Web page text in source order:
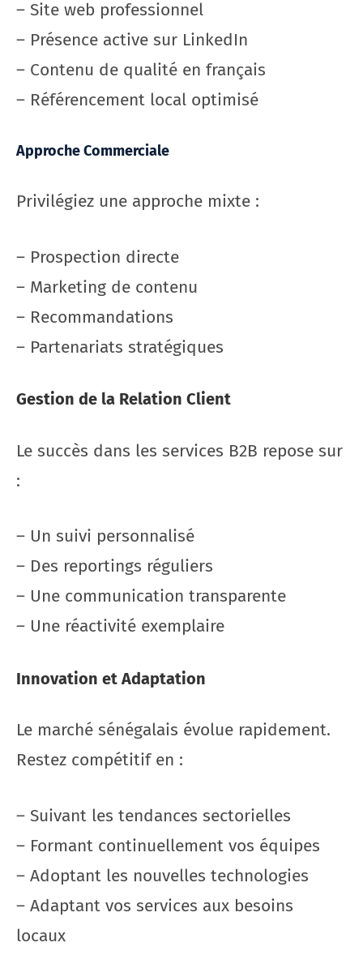
– Site web professionnel
– Présence active sur LinkedIn
– Contenu de qualité en français
– Référencement local optimisé
Approche Commerciale
Privilégiez une approche mixte :
– Prospection directe
– Marketing de contenu
– Recommandations
– Partenariats stratégiques
Gestion de la Relation Client
Le succès dans les services B2B repose sur
:
– Un suivi personnalisé
– Des reportings réguliers
– Une communication transparente
– Une réactivité exemplaire
Innovation et Adaptation
Le marché sénégalais évolue rapidement.
Restez compétitif en :
– Suivant les tendances sectorielles
– Formant continuellement vos équipes
– Adoptant les nouvelles technologies
– Adaptant vos services aux besoins
locaux